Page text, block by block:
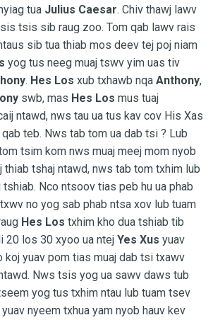
tua Julius Caesar. Chiv thawj lawv
tsis sib raug zoo. Tom qab lawv rais
sib tua thiab mos deev tej poj niam
yog tus neeg muaj tswv yim uas tiv
. Hes Los xub txhawb nqa Anthony,
swb, mas Hes Los mus tuaj
ntawd, nws tau ua tus kav cov His Xas
qab teb. Nws tab tom ua dab tsi ? Lub
tsim kom nws muaj meej mom nyob
thiab tshaj ntawd, nws tab tom txhim lub
Nco ntsoov tias peb hu ua phab
no yog sab phab ntsa xov lub tuam
Hes Los txhim kho dua tshiab tib
20 los 30 xyoo ua ntej Yes Xus yuav
koj yuav pom tias muaj dab tsi txawv
Nws tsis yog ua sawv daws tub
yog tus txhim ntau lub tuam tsev
nyeem txhua yam nyob hauv kev